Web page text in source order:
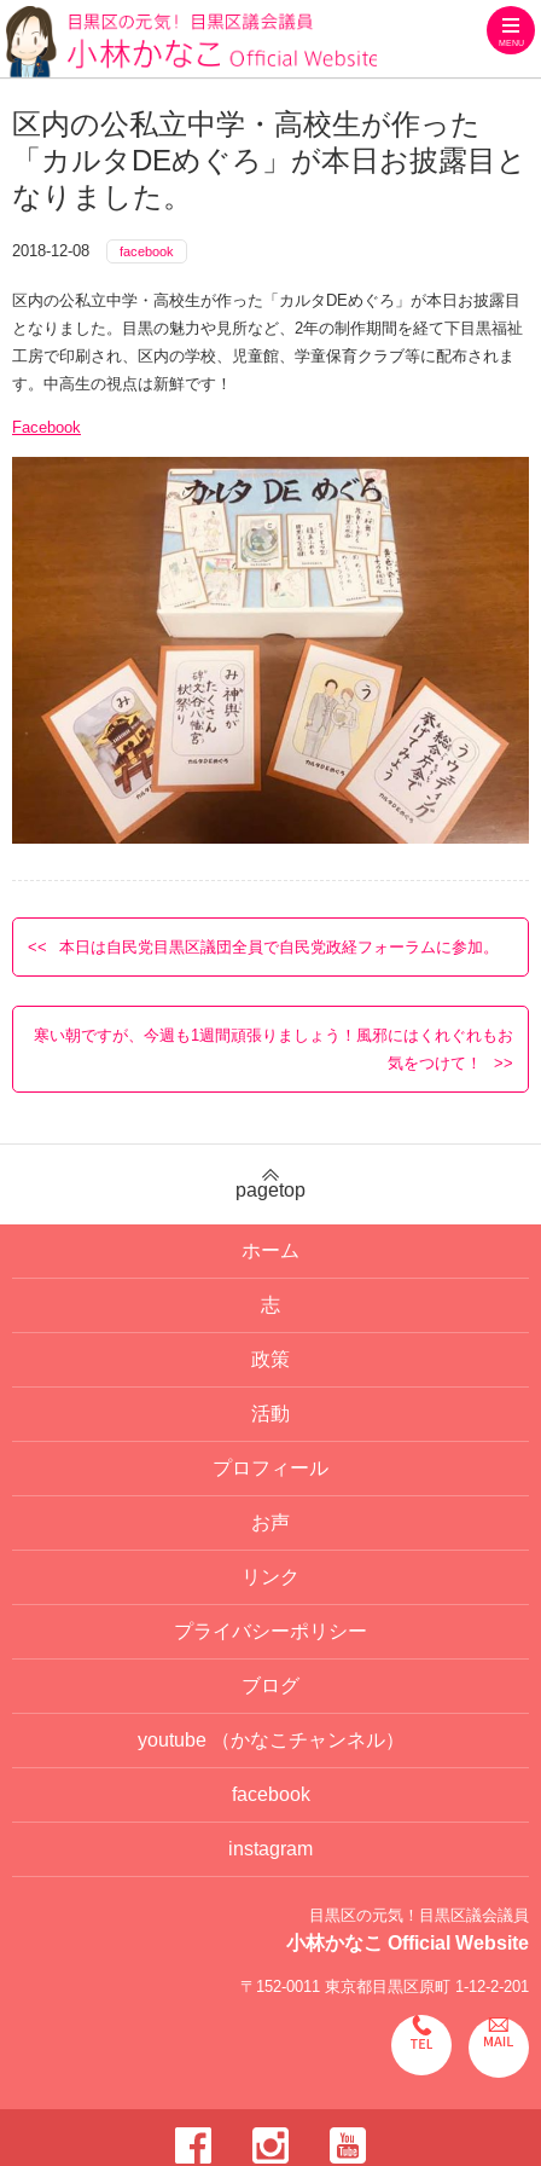
MENU
区内の公私立中学・高校生が作った
「カルタDEめぐろ」が本日お披露目と
なりました。
2018-12-08 facebook
区内の公私立中学・高校生が作った「カルタDEめぐろ」が本日お披露目
となりました。目黒の魅力や見所など、2年の制作期間を経て下目黒福祉
工房で印刷され、区内の学校、児童館、学童保育クラブ等に配布されま
す。中高生の視点は新鮮です！
Facebook
本日は自民党目黒区議団全員で自民党政経フォーラムに参加。
寒い朝ですが、今週も1週間頑張りましょう！風邪にはくれぐれもお
気をつけて！
pagetop
ホーム
志
政策
活動
プロフィール
お声
リンク
プライバシーポリシー
ブログ
youtube （かなこチャンネル）
facebook
instagram
目黒区の元気！目黒区議会議員
小林かなこ Official Website
〒152-0011 東京都目黒区原町 1-12-2-201